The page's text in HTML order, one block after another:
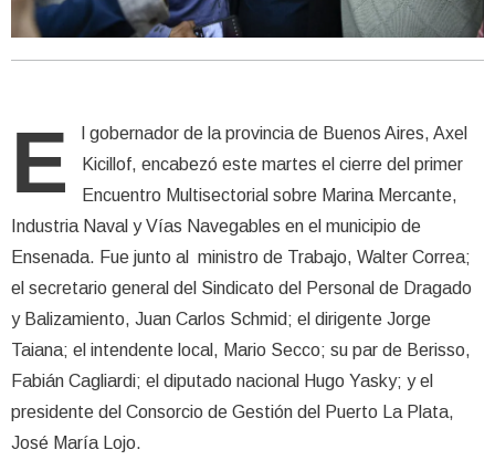
E
l gobernador de la provincia de Buenos Aires, Axel
Kicillof, encabezó este martes el cierre del primer
Encuentro Multisectorial sobre Marina Mercante,
Industria Naval y Vías Navegables en el municipio de
Ensenada. Fue junto al ministro de Trabajo, Walter Correa;
el secretario general del Sindicato del Personal de Dragado
y Balizamiento, Juan Carlos Schmid; el dirigente Jorge
Taiana; el intendente local, Mario Secco; su par de Berisso,
Fabián Cagliardi; el diputado nacional Hugo Yasky; y el
presidente del Consorcio de Gestión del Puerto La Plata,
José María Lojo.